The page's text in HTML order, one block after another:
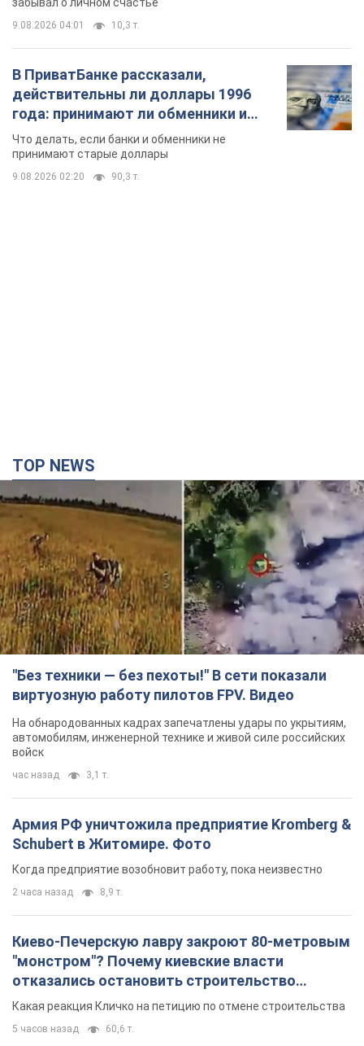
виртуозную работу пилотов FPV. Видео
На обнародованных кадрах запечатлены удары по укрытиям,
автомобилям, инженерной технике и живой силе российских
войск
час назад 3,1 т.
Армия РФ уничтожила предприятие Kromberg &
Schubert в Житомире. Фото
Когда предприятие возобновит работу, пока неизвестно
Киево-Печерскую лавру закроют 80-метровым
"монстром"? Почему киевские власти
отказались остановить строительство
небоскреба "московского верующего"
Какая реакция Кличко на петицию по отмене строительства
5 часов назад 60,6 т.